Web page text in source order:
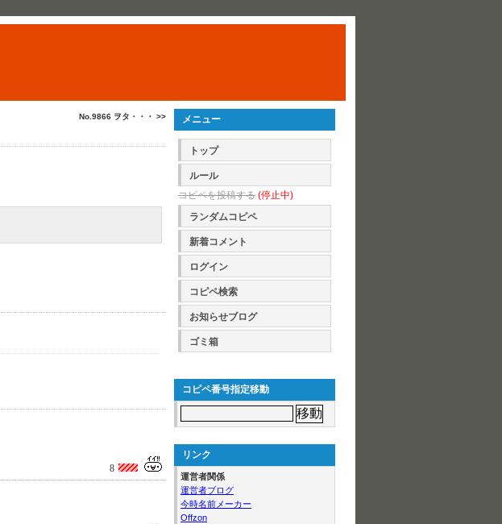
No.9866 ヲタ・・・ >>
8
メニュー
トップ
ルール
コピペを投稿する (停止中)
ランダムコピペ
新着コメント
ログイン
コピペ検索
お知らせブログ
ゴミ箱
コピペ番号指定移動
リンク
運営者関係
運営者ブログ
今時名前メーカー
Offzon